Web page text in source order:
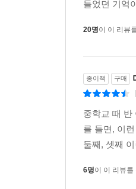
돌볼 수 있는 기
들었던 기억
20명이 이 리뷰
종이책 구매
중학교 때 반
를 들면, 이
둘째, 셋째
6명이 이 리뷰를